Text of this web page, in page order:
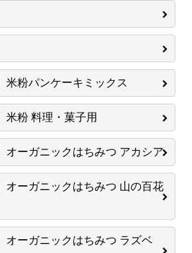
米粉パンケーキミックス
米粉 料理・菓子用
オーガニックはちみつ アカシア
オーガニックはちみつ 山の百花
オーガニックはちみつ ラズベ